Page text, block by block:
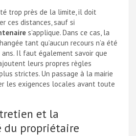
trop près de la limite, il doit
ces distances, sauf si
s’applique. Dans ce cas, la
tant qu’aucun recours n’a été
Il faut également savoir que
leurs propres règles
strictes. Un passage à la mairie
les exigences locales avant toute
et la
du propriétaire